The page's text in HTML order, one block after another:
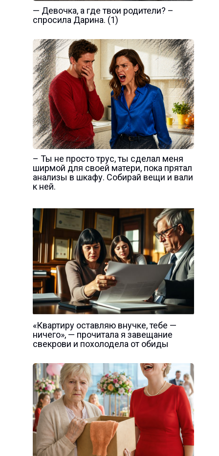
— Девочка, а где твои родители? –
спросила Дарина. (1)
– Ты не просто трус, ты сделал меня
ширмой для своей матери, пока прятал
анализы в шкафу. Собирай вещи и вали
к ней.
«Квартиру оставляю внучке, тебе —
ничего», — прочитала я завещание
свекрови и похолодела от обиды